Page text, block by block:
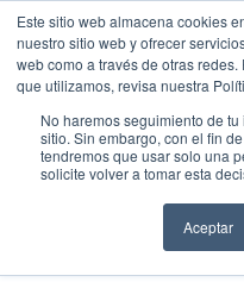
Este sitio web almacena cookies
nuestro sitio web y ofrecer
web como a través de otras
que utilizamos, revisa nuestra
No haremos seguimiento de
sitio. Sin embargo, con el fin
tendremos que usar solo una
solicite volver a tomar esta
Aceptar
¿Cómo
del